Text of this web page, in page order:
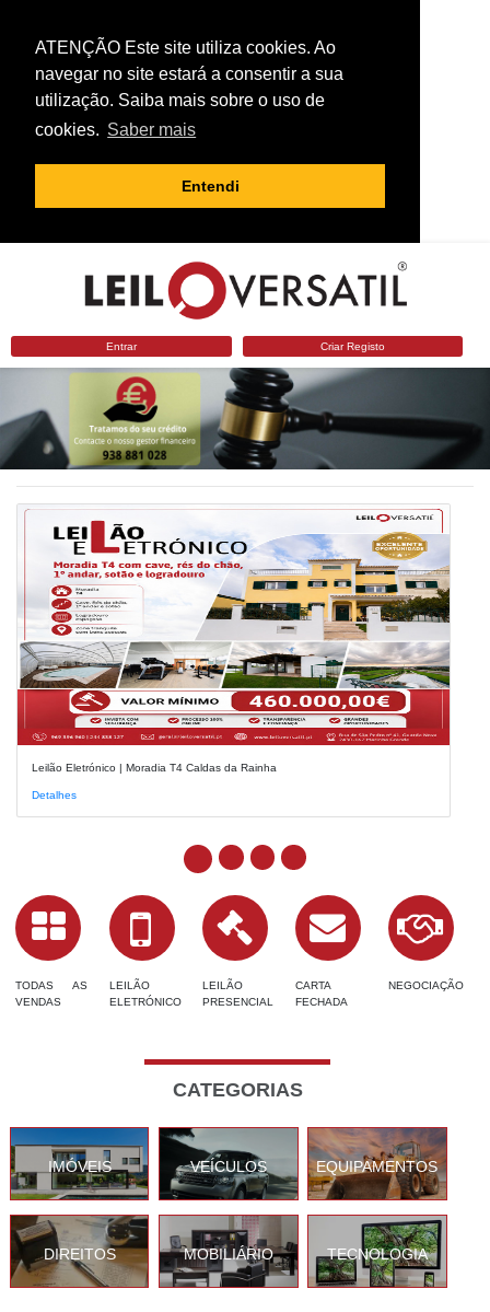
ATENÇÃO Este site utiliza cookies. Ao
navegar no site estará a consentir a sua
utilização. Saiba mais sobre o uso de
cookies. Saber mais
Entendi
Entrar Criar Registo
Leilão Eletrónico | Moradia T4 Caldas da Rainha
Detalhes
TODAS AS
VENDAS
LEILÃO
ELETRÓNICO
LEILÃO
PRESENCIAL
CARTA
FECHADA
NEGOCIAÇÃO
CATEGORIAS
IMÓVEIS VEÍCULOS EQUIPAMENTOS
DIREITOS MOBILIÁRIO TECNOLOGIA